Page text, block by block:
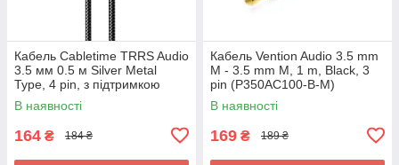
Кабель Cabletime TRRS Audio
3.5 мм 0.5 м Silver Metal
Type, 4 pin, з підтримкою
мікрофона, стерео (CF18E)
В наявності
164 ₴ 184 ₴
Кабель Vention Audio 3.5 mm
M - 3.5 mm M, 1 m, Black, 3
pin (P350AC100-B-M)
В наявності
169 ₴ 189 ₴